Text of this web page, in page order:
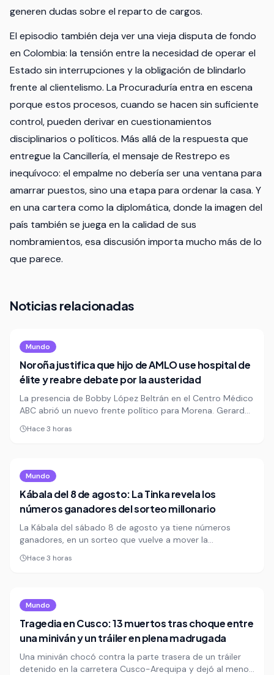
generen dudas sobre el reparto de cargos.
El episodio también deja ver una vieja disputa de fondo
en Colombia: la tensión entre la necesidad de operar el
Estado sin interrupciones y la obligación de blindarlo
frente al clientelismo. La Procuraduría entra en escena
porque estos procesos, cuando se hacen sin suficiente
control, pueden derivar en cuestionamientos
disciplinarios o políticos. Más allá de la respuesta que
entregue la Cancillería, el mensaje de Restrepo es
inequívoco: el empalme no debería ser una ventana para
amarrar puestos, sino una etapa para ordenar la casa. Y
en una cartera como la diplomática, donde la imagen del
país también se juega en la calidad de sus
nombramientos, esa discusión importa mucho más de lo
que parece.
Noticias relacionadas
Mundo
Noroña justifica que hijo de AMLO use hospital de
élite y reabre debate por la austeridad
La presencia de Bobby López Beltrán en el Centro Médico
ABC abrió un nuevo frente político para Morena. Gerardo
Fernández Noroña salió a defenderlo y minimizó el costo
de atenderse en un hospital privado de élite.
Hace 3 horas
Mundo
Kábala del 8 de agosto: La Tinka revela los
números ganadores del sorteo millonario
La Kábala del sábado 8 de agosto ya tiene números
ganadores, en un sorteo que vuelve a mover la
expectativa de miles de apostadores en Perú. La Tinka
confirmó los resultados del juego millonario, una cita
Hace 3 horas
Mundo
Tragedia en Cusco: 13 muertos tras choque entre
una miniván y un tráiler en plena madrugada
Una miniván chocó contra la parte trasera de un tráiler
detenido en la carretera Cusco-Arequipa y dejó al menos